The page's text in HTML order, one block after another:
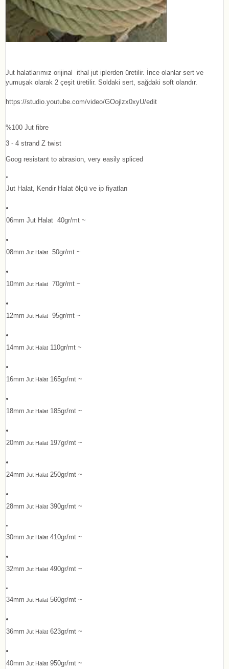
Jut halatlarımız orijinal ithal jut iplerden üretilir. İnce olanlar sert ve
yumuşak olarak 2 çeşit üretilir. Soldaki sert, sağdaki soft olandır.
https://studio.youtube.com/video/GOojlzx0xyU/edit
%100 Jut fibre
3 - 4 strand Z twist
Goog resistant to abrasion, very easily spliced
Jut Halat, Kendir Halat ölçü ve ip fiyatları
06mm Jut Halat 40gr/mt ~
08mm Jut Halat 50gr/mt ~
10mm Jut Halat 70gr/mt ~
12mm Jut Halat 95gr/mt ~
14mm Jut Halat 110gr/mt ~
16mm Jut Halat 165gr/mt ~
18mm Jut Halat 185gr/mt ~
20mm Jut Halat 197gr/mt ~
24mm Jut Halat 250gr/mt ~
28mm Jut Halat 390gr/mt ~
30mm Jut Halat 410gr/mt ~
32mm Jut Halat 490gr/mt ~
34mm Jut Halat 560gr/mt ~
36mm Jut Halat 623gr/mt ~
40mm Jut Halat 950gr/mt ~